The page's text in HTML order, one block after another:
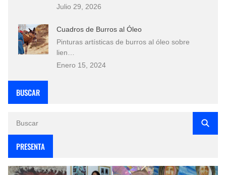
Julio 29, 2026
Cuadros de Burros al Óleo
Pinturas artísticas de burros al óleo sobre
lien…
Enero 15, 2024
BUSCAR
PRESENTA